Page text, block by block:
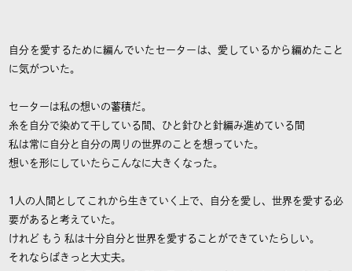
自分を愛するために編んでいたセーターは、愛しているから編めたこと
に気がついた。
セーターは私の想いの蓄積だ。
糸を自分で染めて干している間、ひと針ひと針編み進めている間
私は常に自分と自分の周りの世界のことを想っていた。
想いを形にしていたらこんなに大きくなった。
1人の人間としてこれから生きていく上で、自分を愛し、世界を愛する必
要があると考えていた。
けれど もう 私は十分自分と世界を愛することができていたらしい。
それならばきっと大丈夫。